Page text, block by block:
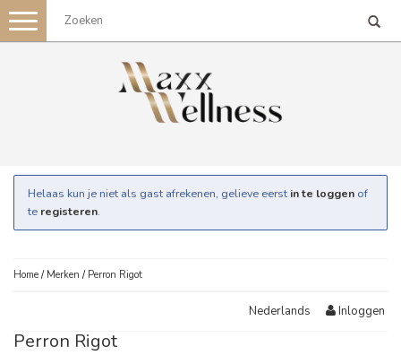
Toggle
navigation
Helaas kun je niet als gast afrekenen, gelieve eerst in te loggen of
te registeren.
Home / Merken / Perron Rigot
Nederlands Inloggen
Perron Rigot